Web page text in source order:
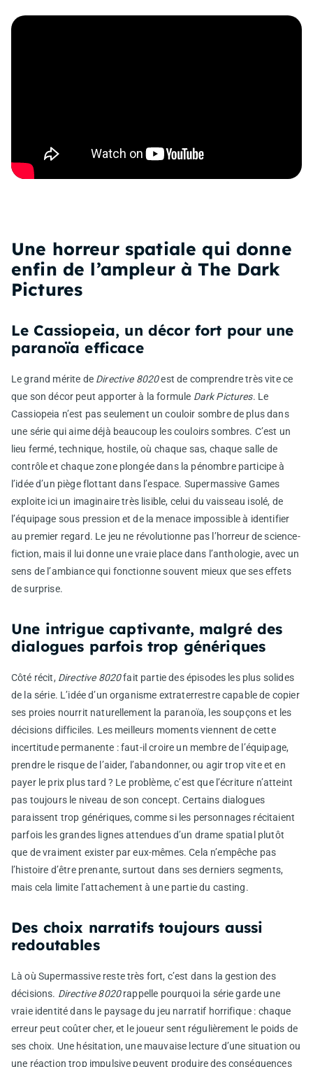
Une horreur spatiale qui donne
enfin de l’ampleur à The Dark
Pictures
Le Cassiopeia, un décor fort pour une
paranoïa efficace
Le grand mérite de Directive 8020est de comprendre très vite ce
que son décor peut apporter à la formule Dark Pictures. Le
Cassiopeia n’est pas seulement un couloir sombre de plus dans
une série qui aime déjà beaucoup les couloirs sombres. C’est un
lieu fermé, technique, hostile, où chaque sas, chaque salle de
contrôle et chaque zone plongée dans la pénombre participe à
l’idée d’un piège flottant dans l’espace. Supermassive Games
exploite ici un imaginaire très lisible, celui du vaisseau isolé, de
l’équipage sous pression et de la menace impossible à identifier
au premier regard. Le jeu ne révolutionne pas l’horreur de science-
fiction, mais il lui donne une vraie place dans l’anthologie, avec un
sens de l’ambiance qui fonctionne souvent mieux que ses effets
de surprise.
Une intrigue captivante, malgré des
dialogues parfois trop génériques
Côté récit, Directive 8020fait partie des épisodes les plus solides
de la série. L’idée d’un organisme extraterrestre capable de copier
ses proies nourrit naturellement la paranoïa, les soupçons et les
décisions difficiles. Les meilleurs moments viennent de cette
incertitude permanente : faut-il croire un membre de l’équipage,
prendre le risque de l’aider, l’abandonner, ou agir trop vite et en
payer le prix plus tard ? Le problème, c’est que l’écriture n’atteint
pas toujours le niveau de son concept. Certains dialogues
paraissent trop génériques, comme si les personnages récitaient
parfois les grandes lignes attendues d’un drame spatial plutôt
que de vraiment exister par eux-mêmes. Cela n’empêche pas
l’histoire d’être prenante, surtout dans ses derniers segments,
mais cela limite l’attachement à une partie du casting.
Des choix narratifs toujours aussi
redoutables
Là où Supermassive reste très fort, c’est dans la gestion des
décisions. Directive 8020rappelle pourquoi la série garde une
vraie identité dans le paysage du jeu narratif horrifique : chaque
erreur peut coûter cher, et le joueur sent régulièrement le poids de
ses choix. Une hésitation, une mauvaise lecture d’une situation ou
une réaction trop impulsive peuvent produire des conséquences